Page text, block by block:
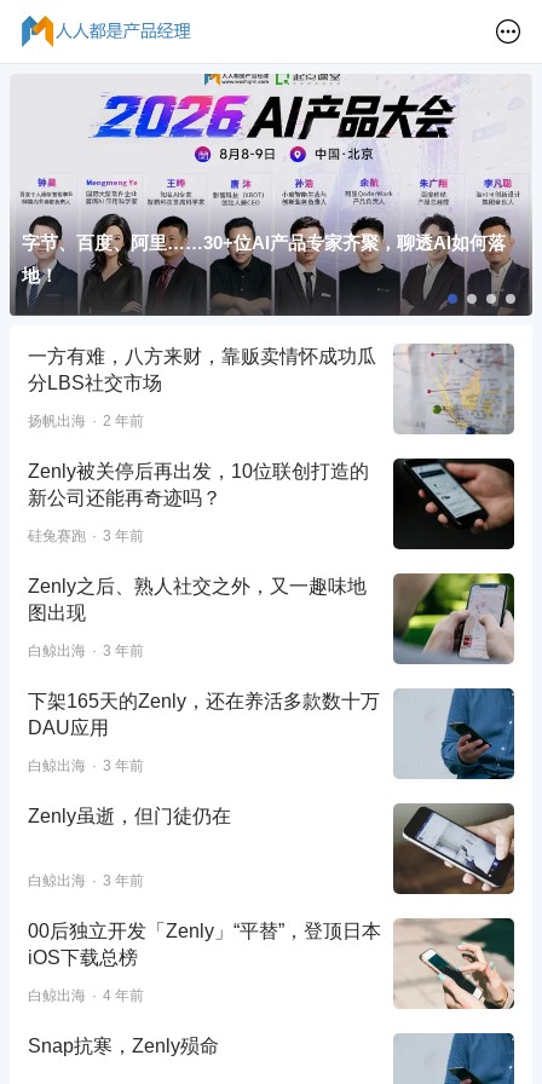
字节、百度、阿里……30+位AI产品专家齐聚，聊透AI如何落
地！
一方有难，八方来财，靠贩卖情怀成功瓜
分LBS社交市场
扬帆出海 2 年前
Zenly被关停后再出发，10位联创打造的
新公司还能再奇迹吗？
硅兔赛跑 3 年前
Zenly之后、熟人社交之外，又一趣味地
图出现
白鲸出海 3 年前
下架165天的Zenly，还在养活多款数十万
DAU应用
白鲸出海 3 年前
Zenly虽逝，但门徒仍在
白鲸出海 3 年前
00后独立开发「Zenly」“平替”，登顶日本
iOS下载总榜
白鲸出海 4 年前
Snap抗寒，Zenly殒命